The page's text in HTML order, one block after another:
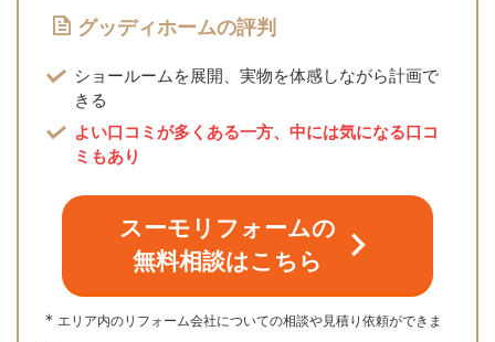
グッディホームの評判
ショールームを展開、実物を体感しながら計画で
きる
よい口コミが多くある一方、中には気になる口コ
ミもあり
スーモリフォームの
無料相談はこちら
＊ エリア内のリフォーム会社についての相談や見積り依頼ができま